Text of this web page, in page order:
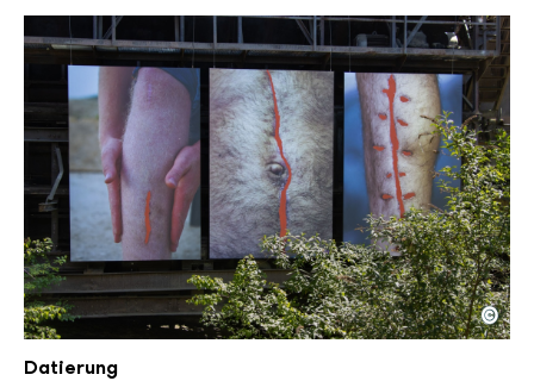
UAB Werke THIS IS LIMBO
Copyright: Weltkulturerbe Völklinger Hütte /
©
Datierung